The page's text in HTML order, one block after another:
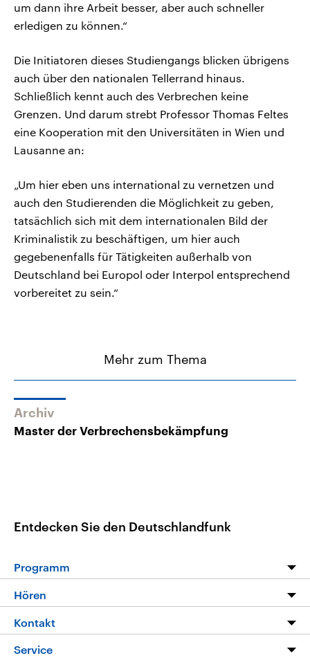
um dann ihre Arbeit besser, aber auch schneller
erledigen zu können.“
Die Initiatoren dieses Studiengangs blicken übrigens
auch über den nationalen Tellerrand hinaus.
Schließlich kennt auch des Verbrechen keine
Grenzen. Und darum strebt Professor Thomas Feltes
eine Kooperation mit den Universitäten in Wien und
Lausanne an:
„Um hier eben uns international zu vernetzen und
auch den Studierenden die Möglichkeit zu geben,
tatsächlich sich mit dem internationalen Bild der
Kriminalistik zu beschäftigen, um hier auch
gegebenenfalls für Tätigkeiten außerhalb von
Deutschland bei Europol oder Interpol entsprechend
vorbereitet zu sein.“
Mehr zum Thema
Archiv
Master der Verbrechensbekämpfung
Entdecken Sie den Deutschlandfunk
Programm
Die Nachrichten
Hören
Livestream
Kontakt
Hörerservice
Service